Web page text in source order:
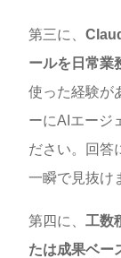
第三に、
ールを日常業
使った経験が
ーにAIエージ
ださい。回答
一瞬で見抜け
第四に、工数
たは成果ベー